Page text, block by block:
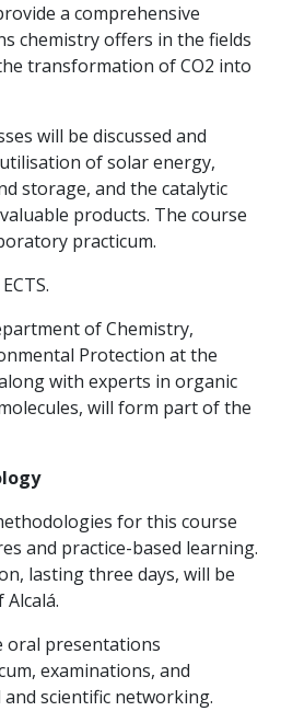
a comprehensive
chemistry offers in the fields
transformation of CO2 into
will be discussed and
of solar energy,
storage, and the catalytic
products. The course
practicum.
of Chemistry,
Protection at the
with experts in organic
will form part of the
for this course
and practice-based learning.
lasting three days, will be
oral presentations
examinations, and
scientific networking.